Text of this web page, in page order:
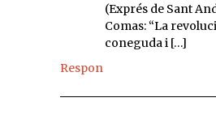
(Exprés de Sant
Comas: “La
coneguda i […]
Respon